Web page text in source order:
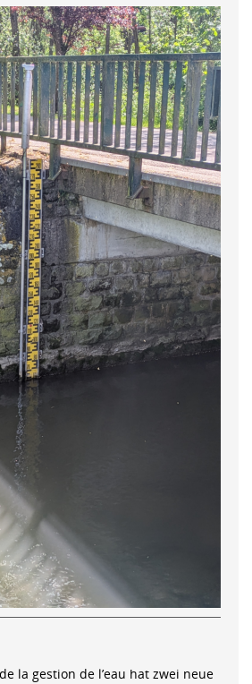
la gestion de l’eau hat zwei neue